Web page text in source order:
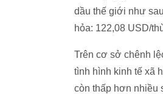
dầu thế giới như
hỏa: 122,08 USD/
Trên cơ sở chênh
tình hình kinh tế xã
còn thấp hơn nhiều